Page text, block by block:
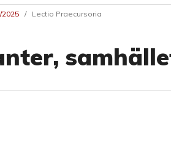
2025 / Lectio Praecursoria